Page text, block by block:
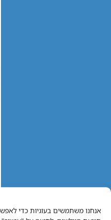
אנחנו משתמשים בעוגיות כדי